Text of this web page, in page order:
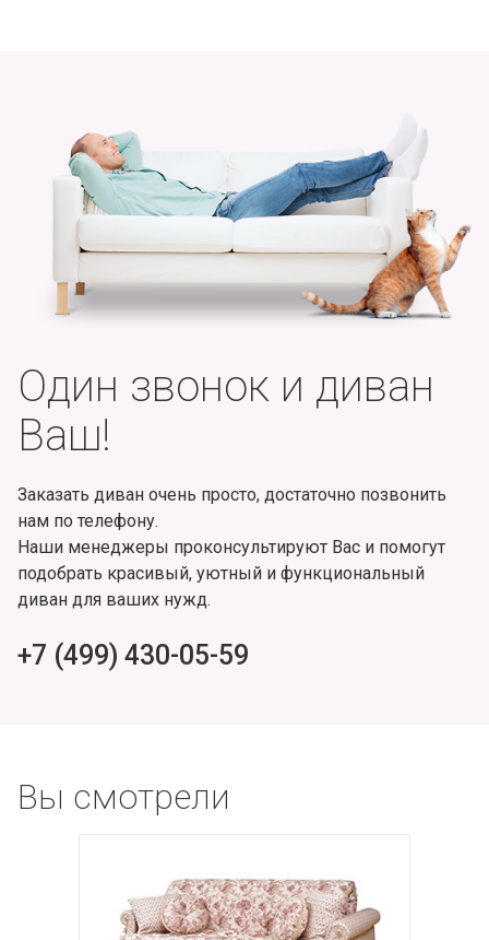
Один звонок и диван
Ваш!
Заказать диван очень просто, достаточно позвонить
нам по телефону.
Наши менеджеры проконсультируют Вас и помогут
подобрать красивый, уютный и функциональный
диван для ваших нужд.
+7 (499) 430-05-59
Вы смотрели